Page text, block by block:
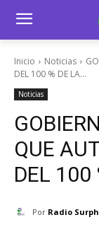
Inicio Noticias
DEL 100 % DE LA...
Noticias
QUE
DEL 100
Por Radio